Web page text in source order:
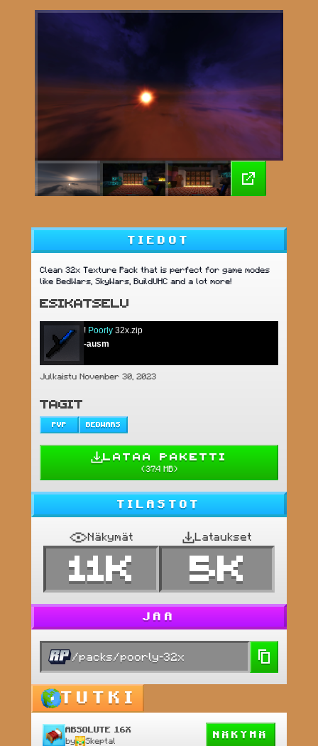
TIEDOT
Clean 32x Texture Pack that is perfect for game modes
like BedWars, SkyWars, BuildUHC and a lot more!
ESIKATSELU
! Poorly 32x.zip
-ausm
Julkaistu November 30, 2023
TAGIT
PVP BEDWARS
LATAA PAKETTI
(37.4 MB)
TILASTOT
Näkymät
11K
Lataukset
5K
JAA
/packs/poorly-32x
TUTKI
ABSOLUTE 16X
by Skeptal
NÄKYMÄ